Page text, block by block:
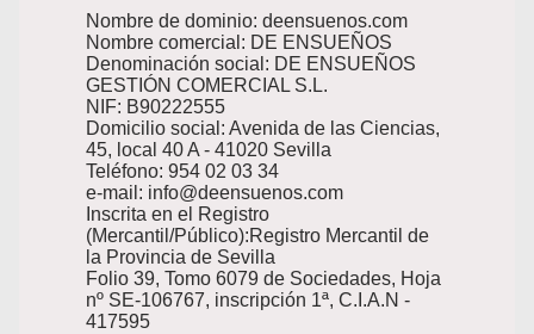
Nombre de dominio: deensuenos.com
Nombre comercial: DE ENSUEÑOS
Denominación social: DE ENSUEÑOS
GESTIÓN COMERCIAL S.L.
NIF: B90222555
Domicilio social: Avenida de las Ciencias,
45, local 40 A - 41020 Sevilla
Teléfono: 954 02 03 34
e-mail: info@deensuenos.com
Inscrita en el Registro
(Mercantil/Público):Registro Mercantil de
la Provincia de Sevilla
Folio 39, Tomo 6079 de Sociedades, Hoja
nº SE-106767, inscripción 1ª, C.I.A.N -
417595